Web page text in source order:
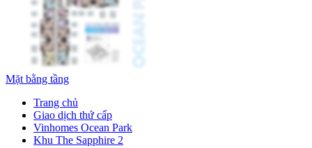
Mặt bằng tầng
Trang chủ
Giao dịch thứ cấp
Vinhomes Ocean Park
Khu The Sapphire 2